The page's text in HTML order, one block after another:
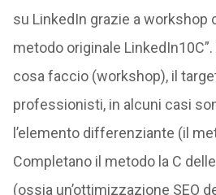
su LinkedIn grazie a workshop
metodo originale
cosa faccio (workshop), il
professionisti, in alcuni casi
l’elemento differenziante (il
Completano il metodo la C
(ossia un’ottimizzazione SEO